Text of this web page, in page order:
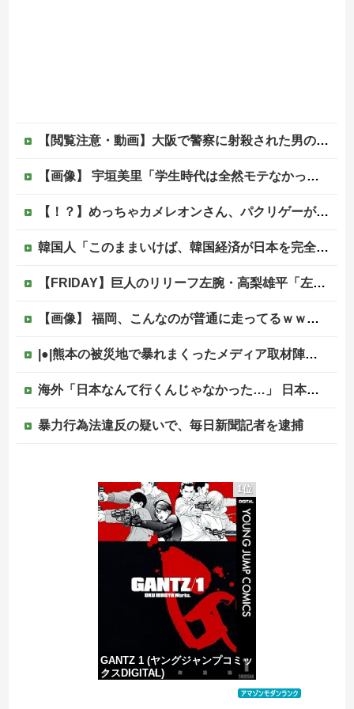
【閲覧注意・動画】大阪で警察に射殺された男の動画、エグい 撃たれてから叫びながら苦しみもがいて死ぬ
【画像】 宇垣美里「学生時代は全然モテなかったです」←これほんまかぁ？w w w w w w w w
【！？】めっちゃカメレオンさん、パクリゲーがスイッチに登場してしまうｗｗｗｗｗｗｗｗｗｗ
韓国人「このままいけば、韓国経済が日本を完全に圧倒することになるのは既定路線ですよね・・・？」
【FRIDAY】巨人のリリーフ左腕・高梨雄平「左手薬指に指輪」でお泊まり不倫愛他
【画像】 福岡、こんなのが普通に走ってるｗｗｗｗｗｗｗｗｗｗｗｗｗｗｗｗｗｗｗｗｗｗｗｗｗｗｗｗｗｗｗｗｗｗｗｗｗｗｗｗ
|●|熊本の被災地で暴れまくったメディア取材陣、堪忍袋の緒が切れた地元住民が苦情を寄せまくった結果……
海外「日本なんて行くんじゃなかった…」 日本を知ってしまったディズニー信者、帰国後『本家』に失望する事態に
暴力行為法違反の疑いで、毎日新聞記者を逮捕
【画像】最新のライザ、まだイケるｗｗｗｗｗ
中国政府、強烈な不満を表明「泥棒が『泥棒を捕まえろ』と叫ぶようなやり口で中国を貶めている」と強く非難！
【移民政策反対】イオンの売り場で唐揚げを食う中国人の子供
1位
GANTZ 1 (ヤングジャンプコミッ
クスDIGITAL)
価格：¥100